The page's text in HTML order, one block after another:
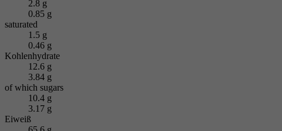
2.8 g
0.85 g
saturated
1.5 g
0.46 g
Kohlenhydrate
12.6 g
3.84 g
of which sugars
10.4 g
3.17 g
Eiweiß